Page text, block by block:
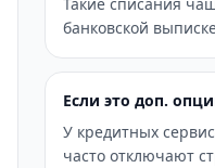
банковской
Если это доп.
У кредитных
часто отключают